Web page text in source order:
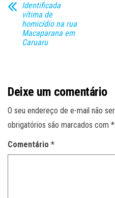
Identificada
vítima de
homicídio na rua
Macaparana em
Caruaru
Deixe um comentário
O seu endereço de e-mail não
obrigatórios são marcados com *
Comentário *